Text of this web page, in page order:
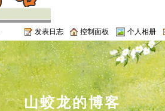
发表日志 控制面板 个人相册
山蛟龙的博客